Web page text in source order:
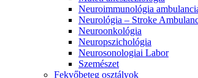
Neuroimmunológia
Neurológia – Stroke
Neuroonkológia
Neuropszichológia
Neurosonologiai Labor
Szemészet
Fekvőbeteg osztályok